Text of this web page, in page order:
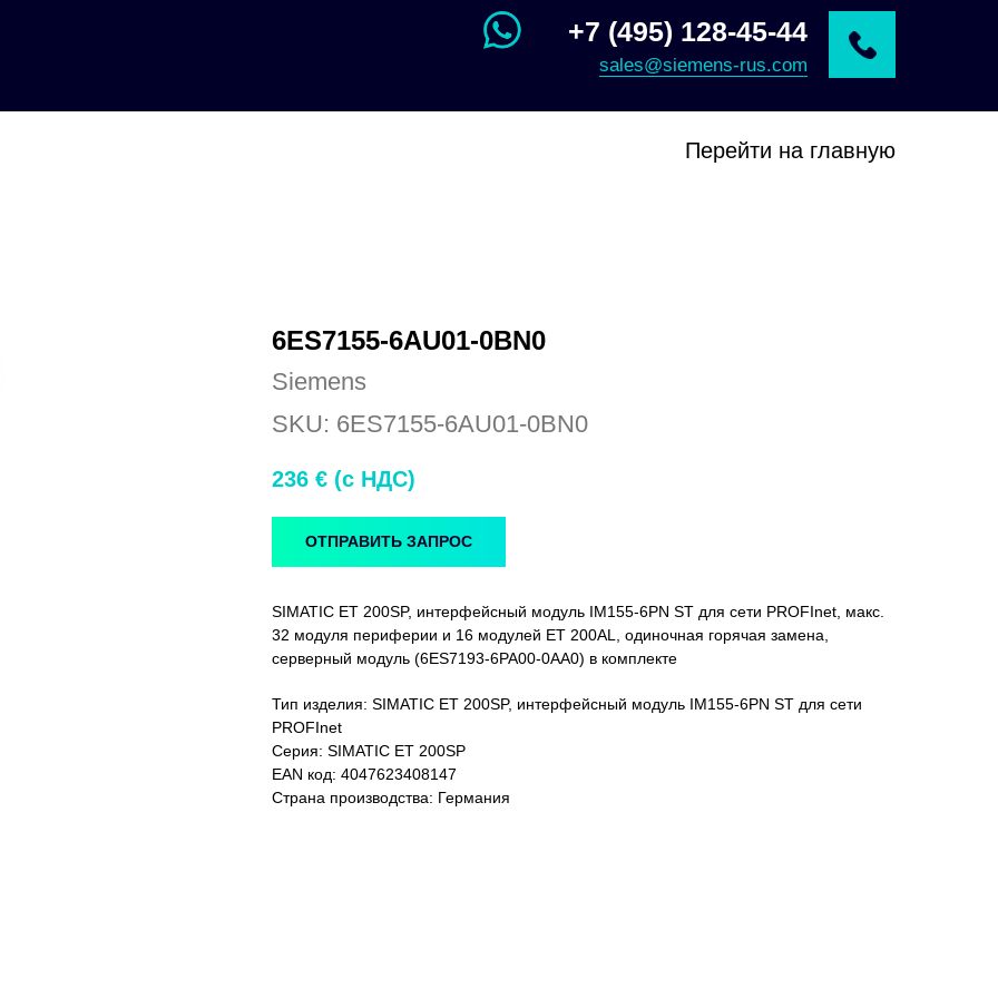
+7 (495) 128-45-44
sales@siemens-rus.com
Перейти на главную
6ES7155-6AU01-0BN0
Siemens
SKU: 6ES7155-6AU01-0BN0
236 € (c НДС)
ОТПРАВИТЬ ЗАПРОС
SIMATIC ET 200SP, интерфейсный модуль IM155-6PN ST для сети PROFInet, макс.
32 модуля периферии и 16 модулей ET 200AL, одиночная горячая замена,
серверный модуль (6ES7193-6PA00-0AA0) в комплекте
Тип изделия: SIMATIC ET 200SP, интерфейсный модуль IM155-6PN ST для сети
PROFInet
Серия: SIMATIC ET 200SP
EAN код: 4047623408147
Страна производства: Германия